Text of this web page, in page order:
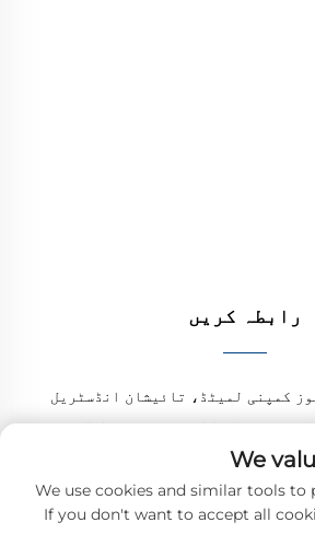
رابطہ کریں
کمپنی لمیٹڈ، تائیشان انڈسٹریل
یوہوان کاؤنٹی، زھیجیانگ، چین
[email protected]
We
We use cookies and similar tools to
If you don't want to accept all